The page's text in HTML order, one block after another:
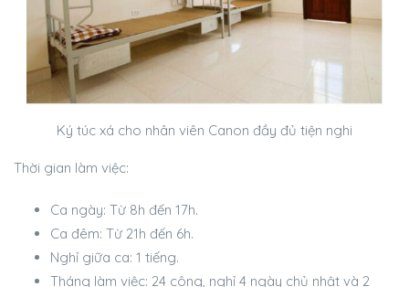
Ký túc xá cho nhân viên Canon đầy đủ tiện nghi
Thời gian làm việc:
Ca ngày: Từ 8h đến 17h.
Ca đêm: Từ 21h đến 6h.
Nghỉ giữa ca: 1 tiếng.
Tháng làm việc: 24 công, nghỉ 4 ngày chủ nhật và 2